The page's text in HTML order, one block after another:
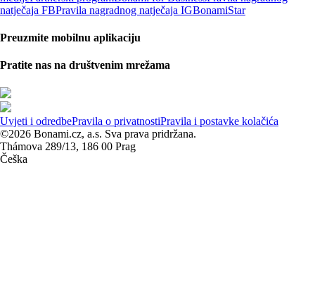
natječaja FBPravila nagradnog natječaja IGBonamiStar
Preuzmite mobilnu aplikaciju
Pratite nas na društvenim mrežama
Uvjeti i odredbePravila o privatnostiPravila i postavke kolačića
©2026 Bonami.cz, a.s. Sva prava pridržana.
Thámova 289/13, 186 00 Prag
Češka